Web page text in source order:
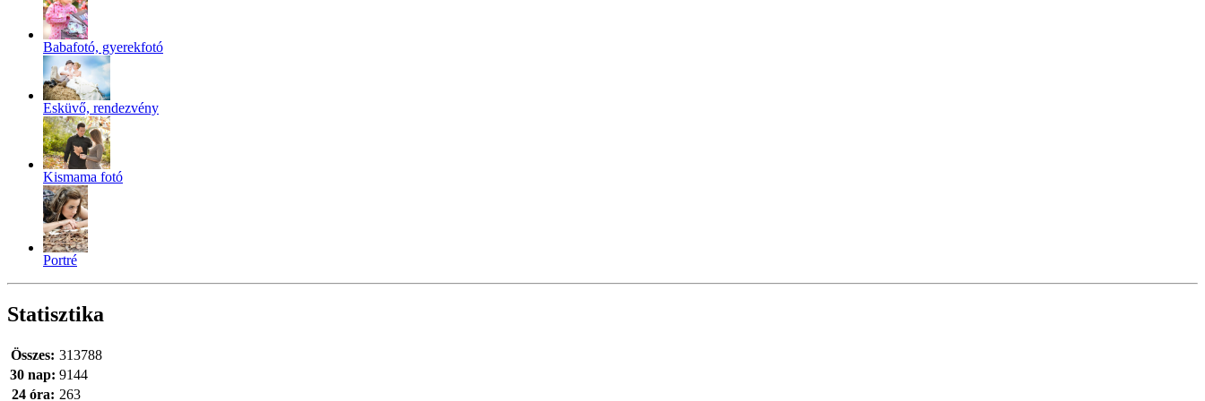
Babafotó, gyerekfotó
Esküvő, rendezvény
Kismama fotó
Portré
Statisztika
Összes: 313788
30 nap: 9144
24 óra: 263